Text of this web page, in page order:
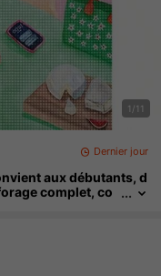
1/11
Dernier jour
aux débutants, d
complet, co
murale de la